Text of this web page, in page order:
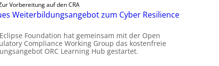
x
l
e
f
Vorbereitung auf den CRA
Weiterbildungsangebot zum Cyber Resilience
Foundation hat gemeinsam mit der Open
Compliance Working Group das kostenfreie
ORC Learning Hub gestartet.